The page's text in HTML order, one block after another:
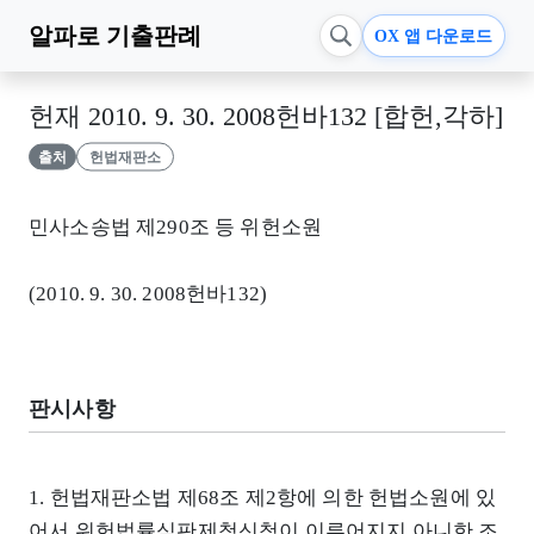
알파로 기출판례 OX 앱 다운로드
헌재 2010. 9. 30. 2008헌바132 [합헌,각하]
출처 헌법재판소
민사소송법 제290조 등 위헌소원
(2010. 9. 30. 2008헌바132)
판시사항
1. 헌법재판소법 제68조 제2항에 의한 헌법소원에 있